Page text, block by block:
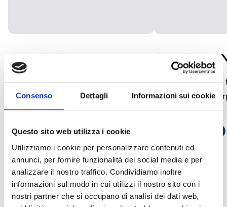
Consenso Dettagli Informazioni sui cookie
Questo sito web utilizza i cookie
Utilizziamo i cookie per personalizzare contenuti ed
annunci, per fornire funzionalità dei social media e per
analizzare il nostro traffico. Condividiamo inoltre
informazioni sul modo in cui utilizzi il nostro sito con i
nostri partner che si occupano di analisi dei dati web,
OHMCM2L
2-Schleifen-Modul für die Harper
Manager- und Harper Manager XL-
Zentralen
LINK ÖFFNEN south_east
Webserver-Modul
Manager- und
Zentralen
arrow_back arrow_forward